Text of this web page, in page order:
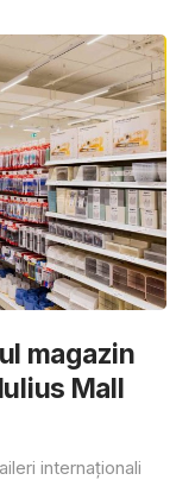
magazin
Mall
internaționali